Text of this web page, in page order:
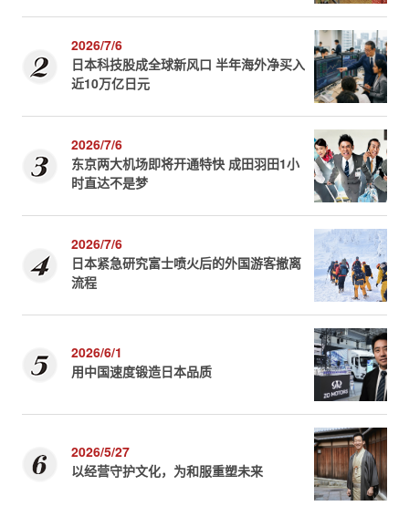
2026/7/6
日本科技股成全球新风口 半年海外净买入
近10万亿日元
2026/7/6
东京两大机场即将开通特快 成田羽田1小
时直达不是梦
2026/7/6
日本紧急研究富士喷火后的外国游客撤离
流程
2026/6/1
用中国速度锻造日本品质
2026/5/27
以经营守护文化，为和服重塑未来